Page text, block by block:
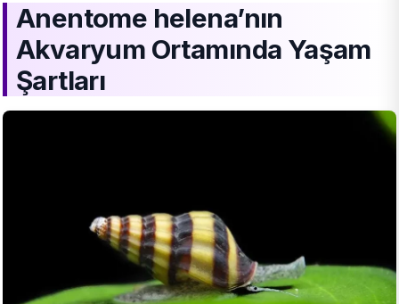
Anentome helena’nın
Akvaryum Ortamında Yaşam
Şartları